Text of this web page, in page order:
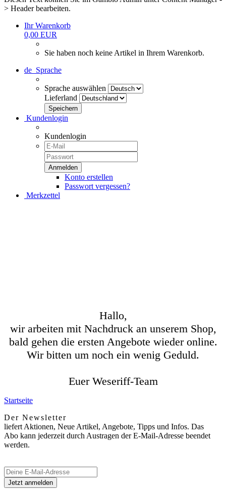
> Header bearbeiten.
Ihr Warenkorb
0,00 EUR
Sie haben noch keine Artikel in Ihrem Warenkorb.
de Sprache
Sprache auswählen
Lieferland
Kundenlogin
Kundenlogin
Konto erstellen
Passwort vergessen?
Merkzettel
Hallo,
wir arbeiten mit Nachdruck an unserem Shop,
bald gehen die ersten Angebote wieder online.
Wir bitten um noch ein wenig Geduld.
Euer Weseriff-Team
Startseite
Der Newsletter
liefert Aktionen, Neue Artikel, Angebote, Tipps und Infos. Das
Abo kann jederzeit durch Austragen der E-Mail-Adresse beendet
werden.